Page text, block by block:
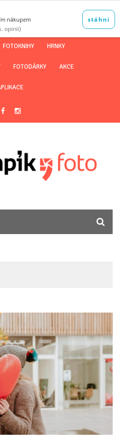
FOTOKNIHY HRNKY
FOTODÁRKY AKCE